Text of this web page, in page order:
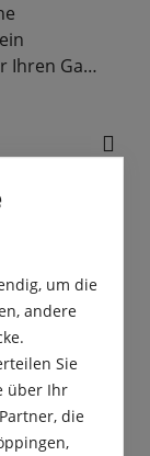
Ihren Ga…
um die
andere
Sie
über Ihr
die